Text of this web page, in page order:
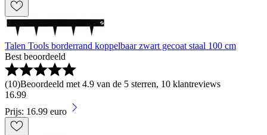
Talen Tools borderrand koppelbaar zwart gecoat staal 100 cm
Best beoordeeld
(10)Beoordeeld met 4.9 van de 5 sterren, 10 klantreviews
16.99
Prijs: 16.99 euro